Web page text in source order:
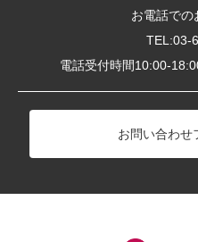
をご希望される場合には
の上、対応させていただ
当社は、保有する個人情
ーの内容を適宜見直し、
当社の個人情報の取扱に
お電話での
TEL:03-
電話受付時間10:00-
お問い合わせ